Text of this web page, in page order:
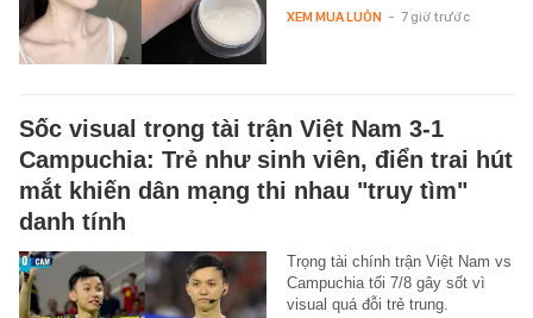
XEM MUA LUÔN - 7 giờ trước
Sốc visual trọng tài trận Việt Nam 3-1
Campuchia: Trẻ như sinh viên, điển trai hút
mắt khiến dân mạng thi nhau "truy tìm"
danh tính
Trọng tài chính trận Việt Nam vs
Campuchia tối 7/8 gây sốt vì
visual quá đỗi trẻ trung.